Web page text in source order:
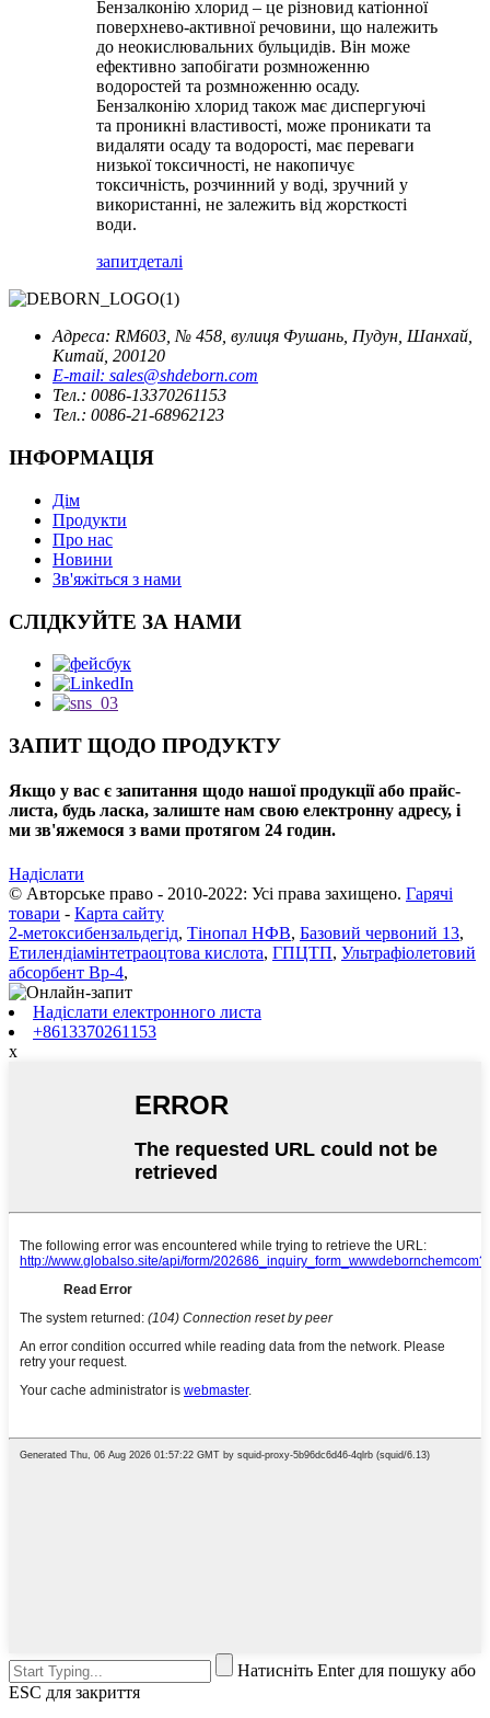
Бензалконію хлорид – це різновид катіонної
поверхнево-активної речовини, що належить
до неокислювальних бульцидів. Він може
ефективно запобігати розмноженню
водоростей та розмноженню осаду.
Бензалконію хлорид також має диспергуючі
та проникні властивості, може проникати та
видаляти осаду та водорості, має переваги
низької токсичності, не накопичує
токсичність, розчинний у воді, зручний у
використанні, не залежить від жорсткості
води.
запитдеталі
Адреса: RM603, № 458, вулиця Фушань, Пудун, Шанхай,
Китай, 200120
E-mail: sales@shdeborn.com
Тел.: 0086-13370261153
Тел.: 0086-21-68962123
ІНФОРМАЦІЯ
Дім
Продукти
Про нас
Новини
Зв'яжіться з нами
СЛІДКУЙТЕ ЗА НАМИ
ЗАПИТ ЩОДО ПРОДУКТУ
Якщо у вас є запитання щодо нашої продукції або прайс-
листа, будь ласка, залиште нам свою електронну адресу, і
ми зв'яжемося з вами протягом 24 годин.
Надіслати
© Авторське право - 2010-2022: Усі права захищено. Гарячі
товари - Карта сайту
2-метоксибензальдегід, Тінопал НФВ, Базовий червоний 13,
Етилендіамінтетраоцтова кислота, ГПЦТП, Ультрафіолетовий
абсорбент Bp-4,
Надіслати електронного листа
+8613370261153
x
Натисніть Enter для пошуку або
ESC для закриття